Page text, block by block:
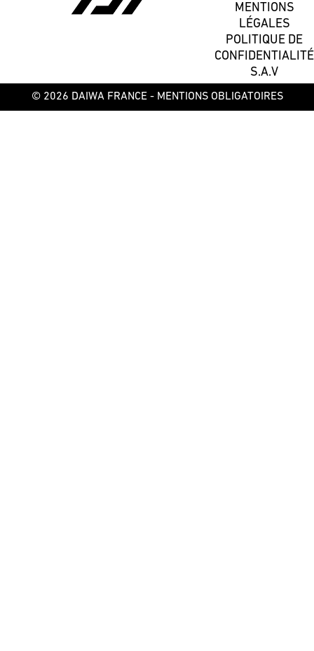
MENTIONS
LÉGALES
POLITIQUE DE
CONFIDENTIALITÉ
S.A.V
© 2026 DAIWA FRANCE - MENTIONS OBLIGATOIRES